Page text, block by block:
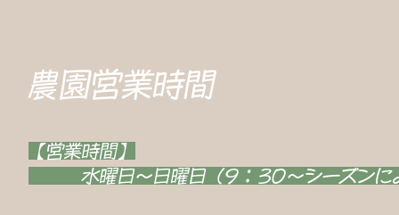
農園営業時間
【営業時間】
水曜日～日曜日（9：30～シーズンに